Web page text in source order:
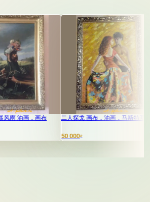
二人探戈 画布，油画，马斯特基н 我的天使 亚